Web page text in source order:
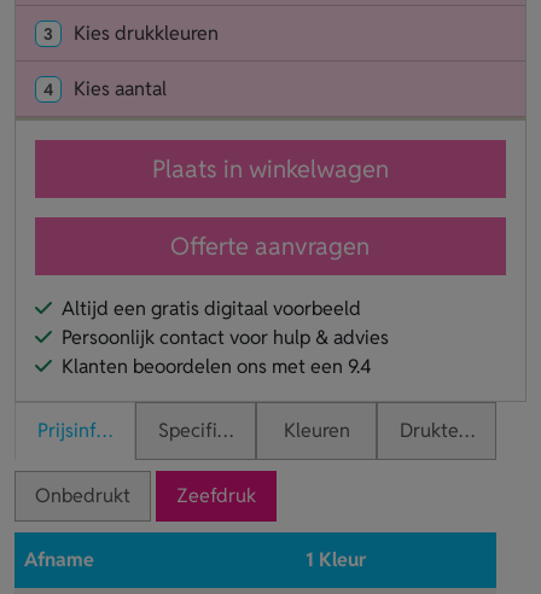
3 Kies drukkleuren
4 Kies aantal
Plaats in winkelwagen
Offerte aanvragen
Altijd een gratis digitaal voorbeeld
Persoonlijk contact voor hulp & advies
Klanten beoordelen ons met een 9.4
PrijsinformatieSpecificaties Kleuren Druktechnieken
Onbedrukt Zeefdruk
Afname 1 Kleur